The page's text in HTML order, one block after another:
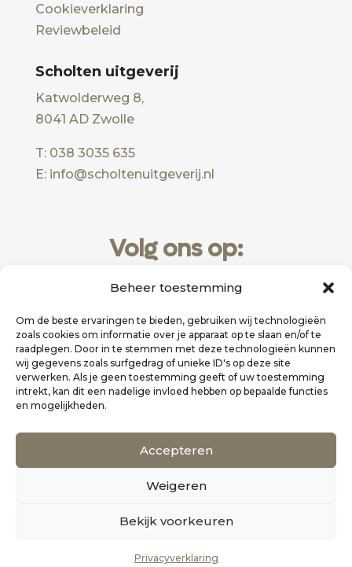
Beheer toestemming
Om de beste ervaringen te bieden, gebruiken wij technologieën
zoals cookies om informatie over je apparaat op te slaan en/of te
raadplegen. Door in te stemmen met deze technologieën kunnen
wij gegevens zoals surfgedrag of unieke ID's op deze site
verwerken. Als je geen toestemming geeft of uw toestemming
intrekt, kan dit een nadelige invloed hebben op bepaalde functies
en mogelijkheden.
Accepteren
Weigeren
Bekijk voorkeuren
Privacyverklaring
Cookieverklaring
Reviewbeleid
Scholten uitgeverij
Katwolderweg 8,
8041 AD Zwolle
T: 038 3035 635
E: info@scholtenuitgeverij.nl
Volg ons op:
Website realisatie doorZakelijk Bereikbaar
Alle rechten voorbehouden